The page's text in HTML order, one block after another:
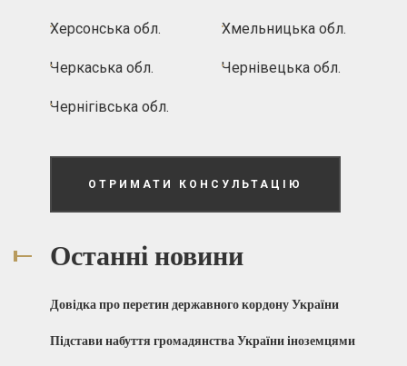
Херсонська обл. Хмельницька обл.
Черкаська обл. Чернівецька обл.
Чернігівська обл.
ОТРИМАТИ КОНСУЛЬТАЦІЮ
Останні новини
Довідка про перетин державного кордону України
Підстави набуття громадянства України іноземцями